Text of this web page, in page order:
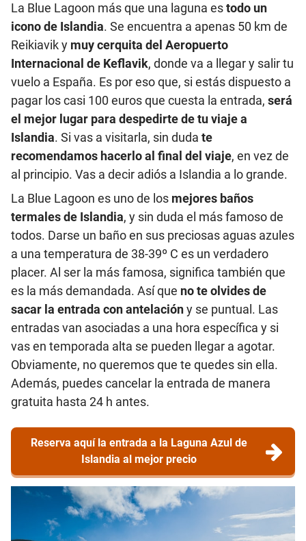
La Blue Lagoon más que una laguna estodo un
icono de Islandia. Se encuentra a apenas 50 km de
Reikiavik y muy cerquita del Aeropuerto
Internacional de Keflavik, donde va a llegar y salir tu
vuelo a España. Es por eso que, si estás dispuesto a
pagar los casi 100 euros que cuesta la entrada, será
el mejor lugar para despedirte de tu viaje a
Islandia. Si vas a visitarla, sin duda te
recomendamos hacerlo al final del viaje, en vez de
al principio. Vas a decir adiós a Islandia a lo grande.
La Blue Lagoon es uno de los mejores baños
termales de Islandia, y sin duda el más famoso de
todos. Darse un baño en sus preciosas aguas azules
a una temperatura de 38-39º C es un verdadero
placer. Al ser la más famosa, significa también que
es la más demandada. Así que no te olvides de
sacar la entrada con antelacióny se puntual. Las
entradas van asociadas a una hora específica y si
vas en temporada alta se pueden llegar a agotar.
Obviamente, no queremos que te quedes sin ella.
Además, puedes cancelar la entrada de manera
gratuita hasta 24 h antes.
Reserva aquí la entrada a la Laguna Azul de
Islandia al mejor precio